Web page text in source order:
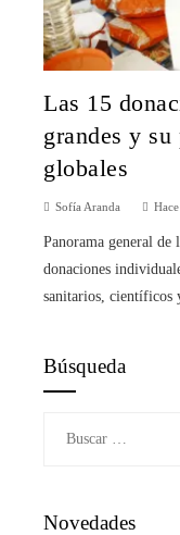
Las 15
grandes y su
globales
Sofía Aranda
Panorama general de
donaciones
sanitarios, científicos
Búsqueda
Novedades